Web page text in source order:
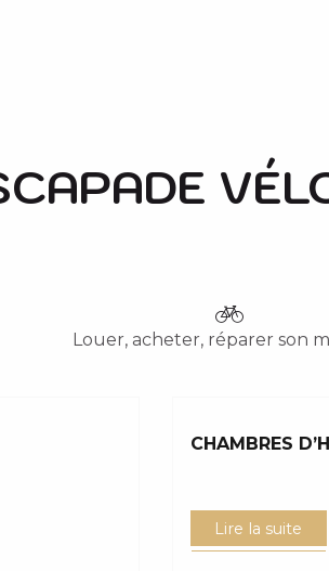
Louer, acheter, réparer son
CHAMBRES
Lire la suite